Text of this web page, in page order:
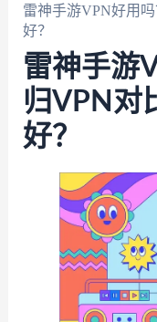
雷神手游VPN好用
好？
雷神手游
归VPN对
好？